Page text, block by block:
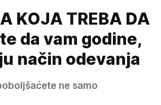
KOJA TREBA DA
da vam godine,
način odevanja
ne samo